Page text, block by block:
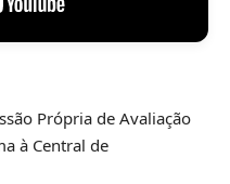
Própria de Avaliação
à Central de